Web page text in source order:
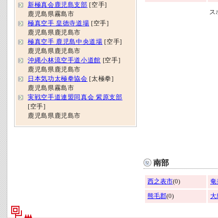
ス
南部
西之表市(0) 奄
熊毛郡(0) 大
新極真会鹿児島支部 [空手]
鹿児島県霧島市
極真空手 皇徳寺道場 [空手]
鹿児島県鹿児島市
極真空手 鹿児島中央道場 [空手]
鹿児島県鹿児島市
沖縄小林流空手道小道館 [空手]
鹿児島県鹿児島市
日本気功太極拳協会 [太極拳]
鹿児島県霧島市
実戦空手道連盟同真会 紫原支部
[空手]
鹿児島県鹿児島市